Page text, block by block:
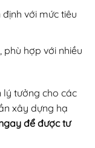
với mức tiêu
phù hợp với nhiều
lý tưởng cho các
xây dựng hạ
để được tư